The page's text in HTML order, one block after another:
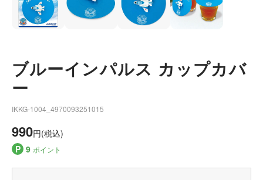
ブルーインパルス カップカバ
ー
IKKG-1004_4970093251015
990円(税込)
P 9 ポイント